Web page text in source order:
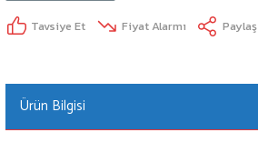
Tavsiye Et Fiyat Alarmı Paylaş
Ürün Bilgisi